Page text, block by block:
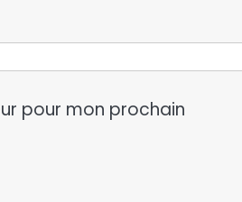
pour mon prochain